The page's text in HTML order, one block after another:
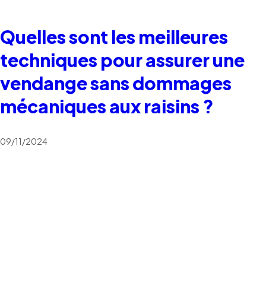
Quelles sont les meilleures
techniques pour assurer une
vendange sans dommages
mécaniques aux raisins ?
09/11/2024